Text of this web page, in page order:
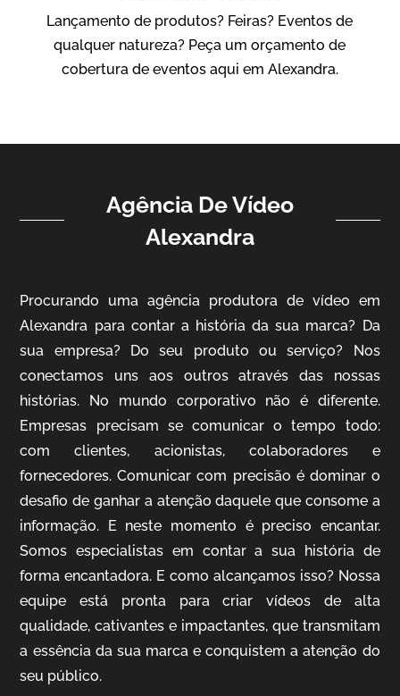
IBCC
Vídeo Institucional
Vídeo Institucional
IQVIA
Cobertura de Eventos
Lançamento de produtos? Feiras? Eventos de
qualquer natureza? Peça um orçamento de
cobertura de eventos aqui em Alexandra.
Agência De Vídeo
Alexandra
Procurando uma agência produtora de vídeo em
Alexandra para contar a história da sua marca? Da
sua empresa? Do seu produto ou serviço? Nos
conectamos uns aos outros através das nossas
histórias. No mundo corporativo não é diferente.
Empresas precisam se comunicar o tempo todo:
com clientes, acionistas, colaboradores e
fornecedores. Comunicar com precisão é dominar o
desafio de ganhar a atenção daquele que consome a
informação. E neste momento é preciso encantar.
Somos especialistas em contar a sua história de
forma encantadora. E como alcançamos isso? Nossa
equipe está pronta para criar vídeos de alta
qualidade, cativantes e impactantes, que transmitam
a essência da sua marca e conquistem a atenção do
seu público.